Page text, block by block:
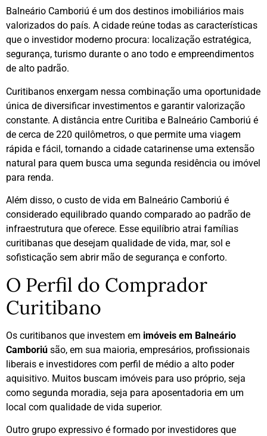
Balneário Camboriú é um dos destinos imobiliários mais
valorizados do país. A cidade reúne todas as características
que o investidor moderno procura: localização estratégica,
segurança, turismo durante o ano todo e empreendimentos
de alto padrão.
Curitibanos enxergam nessa combinação uma oportunidade
única de diversificar investimentos e garantir valorização
constante. A distância entre Curitiba e Balneário Camboriú é
de cerca de 220 quilômetros, o que permite uma viagem
rápida e fácil, tornando a cidade catarinense uma extensão
natural para quem busca uma segunda residência ou imóvel
para renda.
Além disso, o custo de vida em Balneário Camboriú é
considerado equilibrado quando comparado ao padrão de
infraestrutura que oferece. Esse equilíbrio atrai famílias
curitibanas que desejam qualidade de vida, mar, sol e
sofisticação sem abrir mão de segurança e conforto.
O Perfil do Comprador
Curitibano
Os curitibanos que investem em imóveis em Balneário
Camboriú são, em sua maioria, empresários, profissionais
liberais e investidores com perfil de médio a alto poder
aquisitivo. Muitos buscam imóveis para uso próprio, seja
como segunda moradia, seja para aposentadoria em um
local com qualidade de vida superior.
Outro grupo expressivo é formado por investidores que